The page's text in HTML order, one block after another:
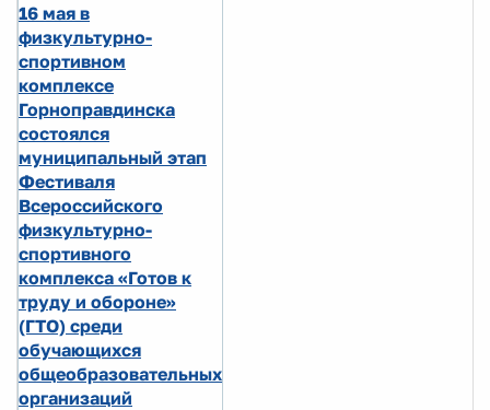
16 мая в
физкультурно-
спортивном
комплексе
Горноправдинска
состоялся
муниципальный этап
Фестиваля
Всероссийского
физкультурно-
спортивного
комплекса «Готов к
труду и обороне»
(ГТО) среди
обучающихся
общеобразовательных
организаций